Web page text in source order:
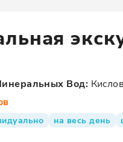
Вод:
на весь день